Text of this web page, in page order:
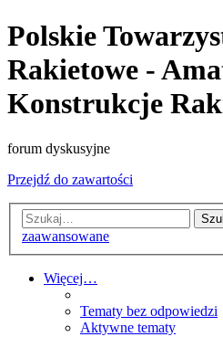
Polskie
Rakietowe -
Konstrukcje
forum dyskusyjne
Przejdź do zawartości
zaawansowane
Więcej…
Tematy bez odpowiedzi
Aktywne tematy